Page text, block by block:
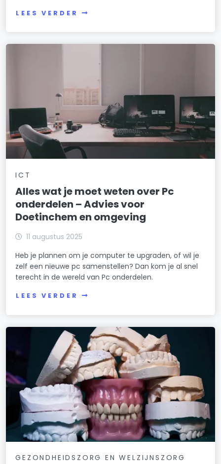
LEES VERDER
ICT
Alles wat je moet weten over Pc
onderdelen – Advies voor
Doetinchem en omgeving
11 augustus 2025
Heb je plannen om je computer te upgraden, of wil je
zelf een nieuwe pc samenstellen? Dan kom je al snel
terecht in de wereld van Pc onderdelen.
LEES VERDER
GEZONDHEIDSZORG EN WELZIJNSZORG